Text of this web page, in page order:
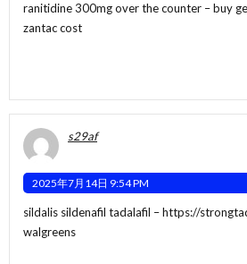
ranitidine 300mg over the counter –buy
zantac cost
s29af
2025年7月14日 9:54 PM
sildalis sildenafil tadalafil –https://
walgreens